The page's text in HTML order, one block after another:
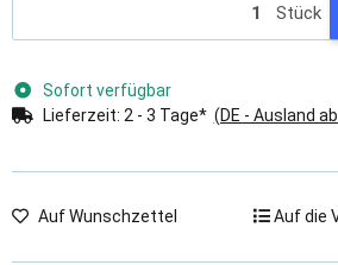
Stück
Sofort verfügbar
Lieferzeit: 2 - 3 Tage* (DE - Ausland
Auf Wunschzettel Auf die